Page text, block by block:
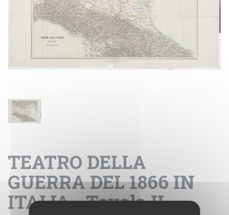
TEATRO DELLA
GUERRA DEL 1866 IN
ITALIA - Tavola II